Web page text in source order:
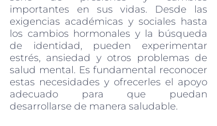
importantes en sus vidas. Desde las
exigencias académicas y sociales hasta
los cambios hormonales y la búsqueda
de identidad, pueden experimentar
estrés, ansiedad y otros problemas de
salud mental. Es fundamental reconocer
estas necesidades y ofrecerles el apoyo
adecuado para que puedan
desarrollarse de manera saludable.